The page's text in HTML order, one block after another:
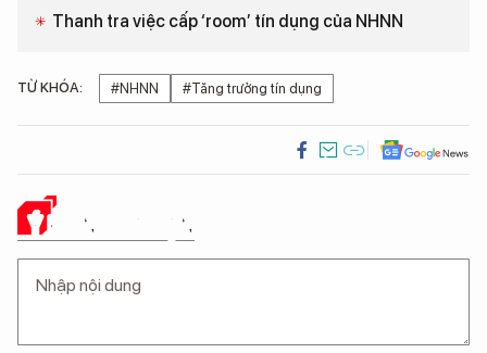
Thanh tra việc cấp ‘room’ tín dụng của NHNN
TỪ KHÓA: #NHNN #Tăng trưởng tín dụng
Ý KIẾN CỦA BẠN